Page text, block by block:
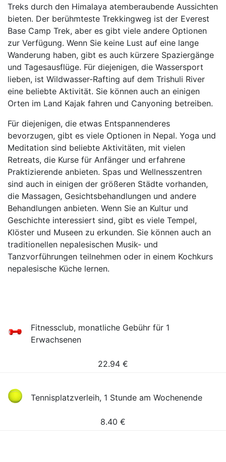
Treks durch den Himalaya atemberaubende Aussichten
bieten. Der berühmteste Trekkingweg ist der Everest
Base Camp Trek, aber es gibt viele andere Optionen
zur Verfügung. Wenn Sie keine Lust auf eine lange
Wanderung haben, gibt es auch kürzere Spaziergänge
und Tagesausflüge. Für diejenigen, die Wassersport
lieben, ist Wildwasser-Rafting auf dem Trishuli River
eine beliebte Aktivität. Sie können auch an einigen
Orten im Land Kajak fahren und Canyoning betreiben.
Für diejenigen, die etwas Entspannenderes
bevorzugen, gibt es viele Optionen in Nepal. Yoga und
Meditation sind beliebte Aktivitäten, mit vielen
Retreats, die Kurse für Anfänger und erfahrene
Praktizierende anbieten. Spas und Wellnesszentren
sind auch in einigen der größeren Städte vorhanden,
die Massagen, Gesichtsbehandlungen und andere
Behandlungen anbieten. Wenn Sie an Kultur und
Geschichte interessiert sind, gibt es viele Tempel,
Klöster und Museen zu erkunden. Sie können auch an
traditionellen nepalesischen Musik- und
Tanzvorführungen teilnehmen oder in einem Kochkurs
nepalesische Küche lernen.
Fitnessclub, monatliche Gebühr für 1
Erwachsenen
22.94 €
Tennisplatzverleih, 1 Stunde am Wochenende
8.40 €